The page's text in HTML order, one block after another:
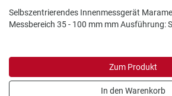
Selbszentrierendes Innenmessgerät
Messbereich 35 - 100 mm mm Ausführung:
Zum Produkt
In den Warenkorb